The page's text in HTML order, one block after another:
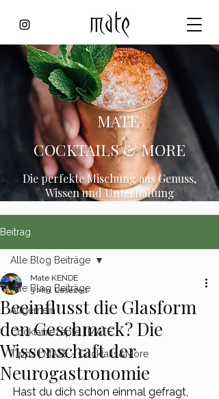
MATE
COCKTAILS & MORE
Die perfekte Mischung aus Genuss,
Wissen und Unterhaltung
Beitrag
Alle Blog Beiträge
Allgemein
Cocktailrezepte | MATE
Tipps | MATE - Cocktails&More
Alle Blog Beiträge
Beeinflusst die Glasform
den Geschmack? Die
Wissenschaft der
Neurogastronomie
Mate KENDE
3 Min. Lesezeit
Hast du dich schon einmal gefragt,